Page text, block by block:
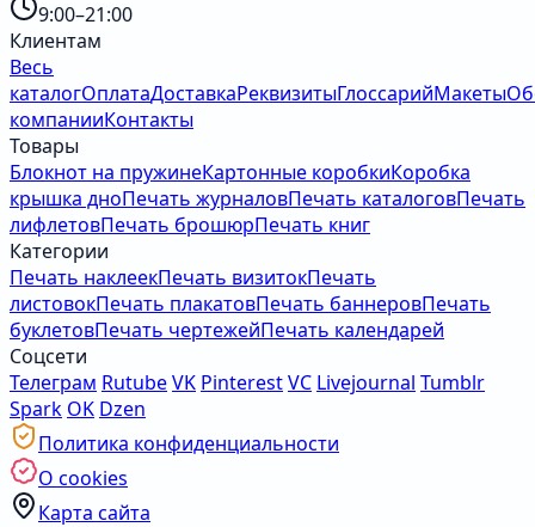
9:00–21:00
Клиентам
Весь
каталогОплатаДоставкаРеквизитыГлоссарийМакеты
компанииКонтакты
Товары
Блокнот на пружинеКартонные коробкиКоробка
крышка дноПечать журналовПечать каталоговПечать
лифлетовПечать брошюрПечать книг
Категории
Печать наклеекПечать визитокПечать
листовокПечать плакатовПечать баннеровПечать
буклетовПечать чертежейПечать календарей
Соцсети
Телеграм RutubeVK PinterestVC Livejournal Tumblr
Spark OK Dzen
Политика конфиденциальности
О cookies
Карта сайта